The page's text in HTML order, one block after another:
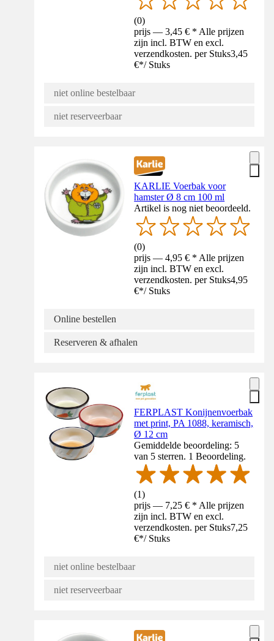
(0)
prijs — 3,45 € * Alle prijzen
zijn incl. BTW en excl.
verzendkosten. per Stuks3,45
€*/ Stuks
niet online bestelbaar
niet reserveerbaar
KARLIE Voerbak voor
hamster Ø 8 cm 100 ml
Artikel is nog niet beoordeeld.
(0)
prijs — 4,95 € * Alle prijzen
zijn incl. BTW en excl.
verzendkosten. per Stuks4,95
€*/ Stuks
Online bestellen
Reserveren & afhalen
FERPLAST Konijnenvoerbak
met print, PA 1088, keramisch,
Ø 12 cm
Gemiddelde beoordeling: 5
van 5 sterren. 1 Beoordeling.
(1)
prijs — 7,25 € * Alle prijzen
zijn incl. BTW en excl.
verzendkosten. per Stuks7,25
€*/ Stuks
niet online bestelbaar
niet reserveerbaar